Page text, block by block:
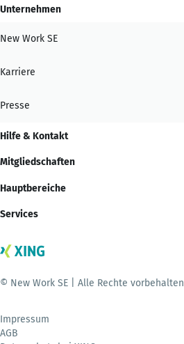
Unternehmen
New Work SE
Karriere
Presse
Hilfe & Kontakt
Mitgliedschaften
Hauptbereiche
Services
© New Work SE | Alle Rechte vorbehalten
Impressum
AGB